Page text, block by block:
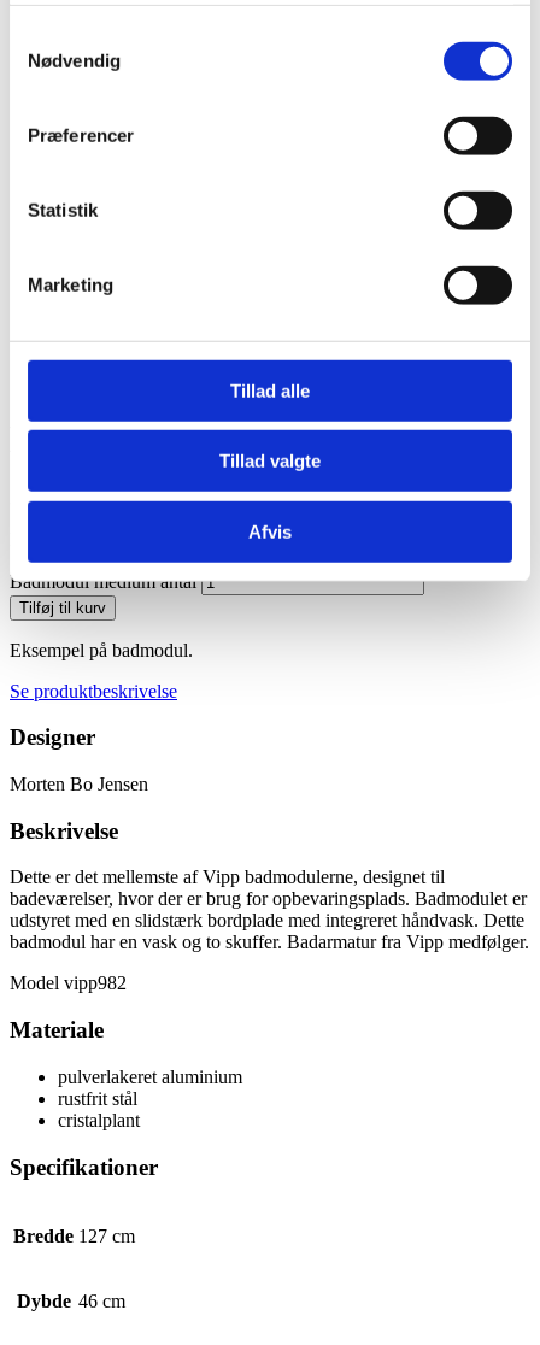
Nødvendig
Præferencer
Statistik
Marketing
Tillad alle
Tillad valgte
Afvis
Badmodul medium
37.995,00kr.
Badmodul medium antal
Tilføj til kurv
Eksempel på badmodul.
Se produktbeskrivelse
Designer
Morten Bo Jensen
Beskrivelse
Dette er det mellemste af Vipp badmodulerne, designet til
badeværelser, hvor der er brug for opbevaringsplads. Badmodulet er
udstyret med en slidstærk bordplade med integreret håndvask. Dette
badmodul har en vask og to skuffer. Badarmatur fra Vipp medfølger.
Model vipp982
Materiale
pulverlakeret aluminium
rustfrit stål
cristalplant
Specifikationer
Bredde 127 cm
Dybde 46 cm